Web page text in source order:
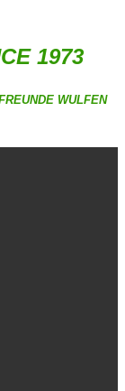
1973
WULFEN